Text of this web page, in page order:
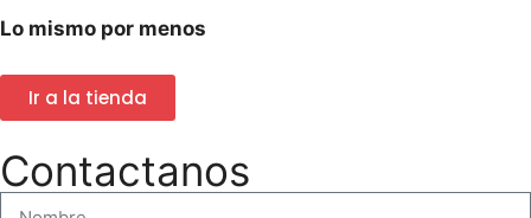
Lo mismo por menos
Ir a la tienda
Contactanos